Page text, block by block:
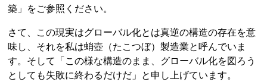
築」をご参照ください。
さて、この現実はグローバル化とは真逆の構造の存在を意
味し、それを私は蛸壺（たこつぼ）製造業と呼んでいま
す。そして「この様な構造のまま、グローバル化を図ろう
としても失敗に終わるだけだ」と申し上げています。